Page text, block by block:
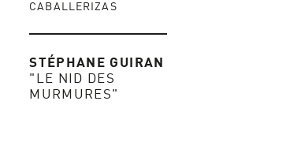
CABALLERIZAS
STÉPHANE GUIRAN
"LE NID DES
MURMURES"